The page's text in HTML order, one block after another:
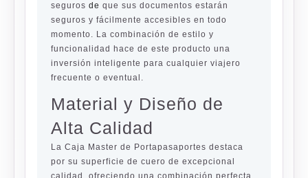
seguros de que sus documentos estarán
seguros y fácilmente accesibles en todo
momento. La combinación de estilo y
funcionalidad hace de este producto una
inversión inteligente para cualquier viajero
frecuente o eventual.
Material y Diseño de
Alta Calidad
La Caja Master de Portapasaportes destaca
por su superficie de cuero de excepcional
calidad, ofreciendo una combinación perfecta